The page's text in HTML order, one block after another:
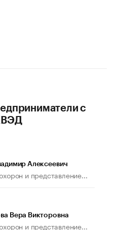
с
Алексеевич
и представление...
Вера Викторовна
и представление...